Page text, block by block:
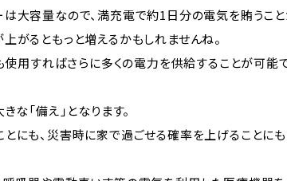
大容量なので、満充電で約1日分の電気を賄うこと
がるともっと増えるかもしれませんね。
使用すればさらに多くの電力を供給することが可能で
な「備え」となります。
にも、災害時に家で過ごせる確率を上げることにも